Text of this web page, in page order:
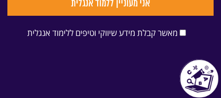
מאשר קבלת מידע שיווקי וטיפים ללימוד אנגלית